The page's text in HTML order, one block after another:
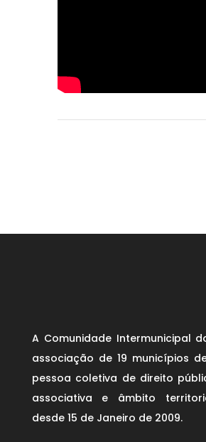
A Comunidade Intermunicipal
associação de 19 municípios
pessoa coletiva de direito
associativa e âmbito
desde 15 de Janeiro de 2009.